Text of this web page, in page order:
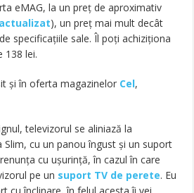
eMAG, la un preț de aproximativ
), un preț mai mult decât
specificațiile sale. Îl poți achiziționa
138 lei.
și în oferta magazinelor Cel,
televizorul se aliniază la
Slim, cu un panou îngust și un suport
cu ușurință, în cazul în care
pe un suport TV de perete. Eu